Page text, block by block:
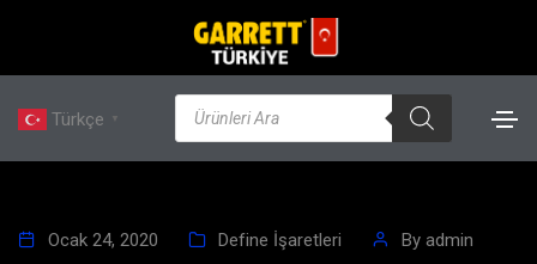
Türkçe ▼
Ocak 24, 2020 Define İşaretleri By admin